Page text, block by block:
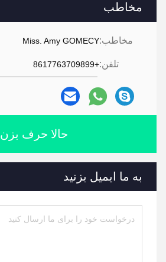
مخاطب
مخاطب:Miss. Amy GOMECY
تلفن:+8617763709899
حالا حرف بزن
به ما ایمیل بزنید